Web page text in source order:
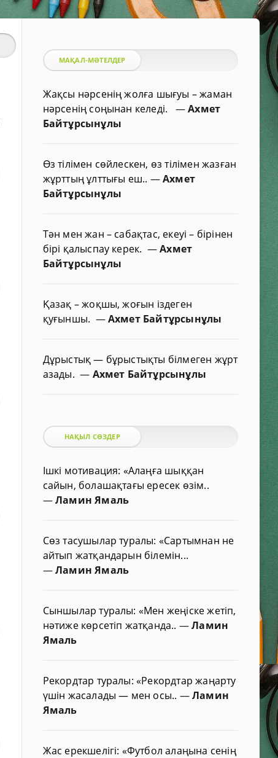
МАҚАЛ-МӘТЕЛДЕР
Жақсы нәрсенің жолға шығуы – жаман
нәрсенің соңынан келеді. —Ахмет
Байтұрсынұлы
Өз тілімен сөйлескен, өз тілімен жазған
жұрттың ұлттығы еш.. —Ахмет
Байтұрсынұлы
Тән мен жан – сабақтас, екеуі – бірінен
бірі қалыспау керек. —Ахмет
Байтұрсынұлы
Қазақ – жоқшы, жоғын іздеген
қуғыншы. —Ахмет Байтұрсынұлы
Дұрыстық — бұрыстықты білмеген жұрт
азады.— Ахмет Байтұрсынұлы
НАҚЫЛ СӨЗДЕР
Ішкі мотивация: «Алаңға шыққан
сайын, болашақтағы ересек өзім..
—Ламин Ямаль
Сөз тасушылар туралы: «Сартымнан не
айтып жатқандарын білемін...
—Ламин Ямаль
Сыншылар туралы: «Мен жеңіске жетіп,
нәтиже көрсетіп жатқанда.. —Ламин
Ямаль
Рекордтар туралы: «Рекордтар жаңарту
үшін жасалады — мен осы.. —Ламин
Ямаль
Жас ерекшелігі: «Футбол алаңына сенің